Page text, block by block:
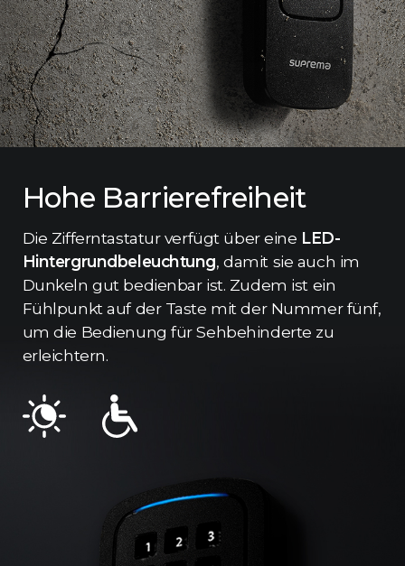
Hohe Barrierefreiheit
Die Zifferntastatur verfügt über eine LED-
Hintergrundbeleuchtung, damit sie auch im
Dunkeln gut bedienbar ist. Zudem ist ein
Fühlpunkt auf der Taste mit der Nummer fünf,
um die Bedienung für Sehbehinderte zu
erleichtern.